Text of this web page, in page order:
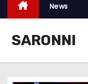
News
SARONNI